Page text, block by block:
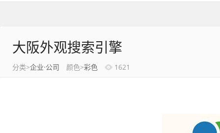
大阪外观搜索引擎
分类>企业·公司 颜色>彩色 1621